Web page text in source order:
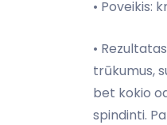
• Poveikis:
•
trūkumus,
bet kokio
spindinti.